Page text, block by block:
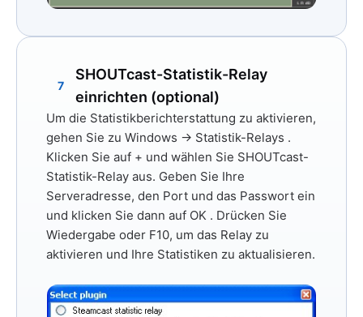
7
SHOUTcast-Statistik-Relay
einrichten (optional)
Um die Statistikberichterstattung zu aktivieren,
gehen Sie zu Windows → Statistik-Relays .
Klicken Sie auf + und wählen Sie SHOUTcast-
Statistik-Relay aus. Geben Sie Ihre
Serveradresse, den Port und das Passwort ein
und klicken Sie dann auf OK . Drücken Sie
Wiedergabe oder F10, um das Relay zu
aktivieren und Ihre Statistiken zu aktualisieren.